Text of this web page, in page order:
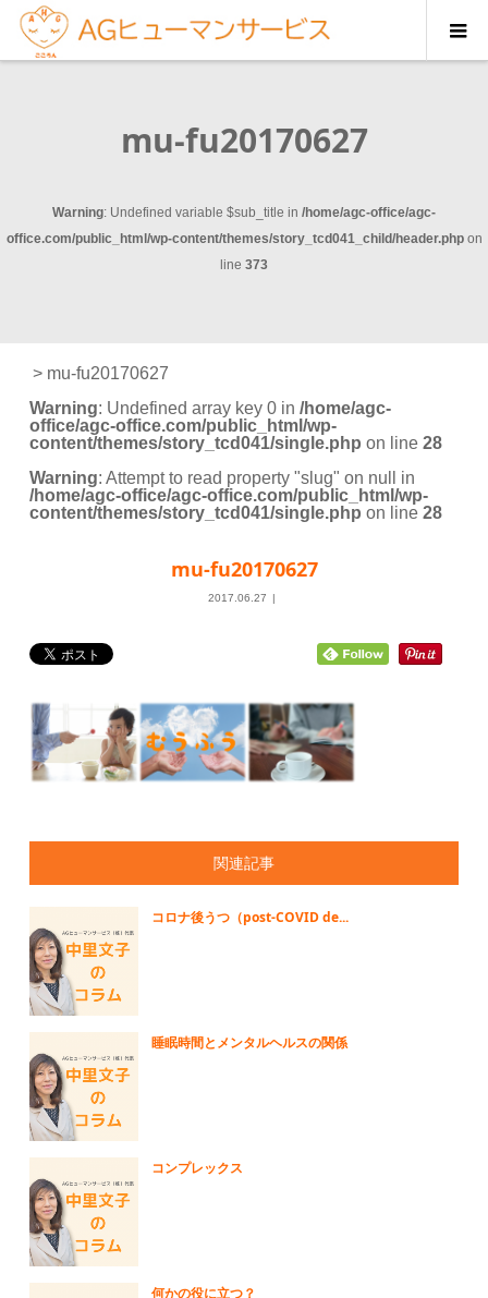
mu-fu20170627
Warning: Undefined variable $sub_title in /home/agc-office/agc-
office.com/public_html/wp-content/themes/story_tcd041_child/header.phpon
line 373
> mu-fu20170627
Warning: Undefined array key 0 in/home/agc-
office/agc-office.com/public_html/wp-
content/themes/story_tcd041/single.php on line28
Warning: Attempt to read property "slug" on null in
/home/agc-office/agc-office.com/public_html/wp-
content/themes/story_tcd041/single.php on line28
mu-fu20170627
2017.06.27
関連記事
コロナ後うつ（post-COVID de...
睡眠時間とメンタルヘルスの関係
コンプレックス
何かの役に立つ？